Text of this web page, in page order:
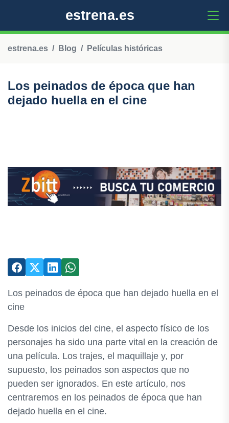
estrena.es
estrena.es Blog Películas históricas
Los peinados de época que han
dejado huella en el cine
Los peinados de época que han dejado huella en el
cine
Desde los inicios del cine, el aspecto físico de los
personajes ha sido una parte vital en la creación de
una película. Los trajes, el maquillaje y, por
supuesto, los peinados son aspectos que no
pueden ser ignorados. En este artículo, nos
centraremos en los peinados de época que han
dejado huella en el cine.